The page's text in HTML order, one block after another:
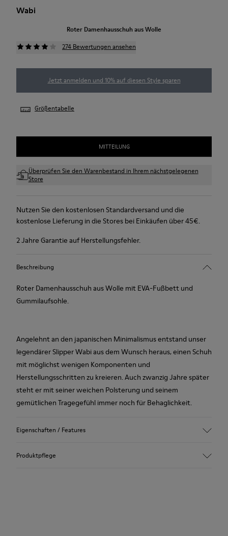
Wabi
Roter Damenhausschuh aus Wolle
274 Bewertungen ansehen
Jetzt anmelden und 10% auf diesen Style sparen
Größentabelle
MITTEILUNG
Überprüfen Sie den Warenbestand in Ihrem nächstgelegenen
Store
Nutzen Sie den kostenlosen Standardversand und die
kostenlose Lieferung in die Stores bei Einkäufen über 45€.
2 Jahre Garantie auf Herstellungsfehler.
Beschreibung
Roter Damenhausschuh aus Wolle mit EVA-Fußbett und
Gummilaufsohle.
Angelehnt an den japanischen Minimalismus entstand unser
legendärer Slipper Wabi aus dem Wunsch heraus, einen Schuh
mit möglichst wenigen Komponenten und
Herstellungsschritten zu kreieren. Auch zwanzig Jahre später
steht er mit seiner weichen Polsterung und seinem
gemütlichen Tragegefühl immer noch für Behaglichkeit.
Eigenschaften / Features
Produktpflege